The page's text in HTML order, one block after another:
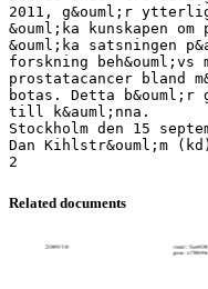
2011, g&ouml;r
&ouml;ka kunskapen
&ouml;ka satsningen
forskning beh&ouml;vs
prostatacancer bland
botas. Detta b&ouml;r
till k&auml;nna.
Stockholm den 15
Dan Kihlstr&ouml;m (kd)
Related documents